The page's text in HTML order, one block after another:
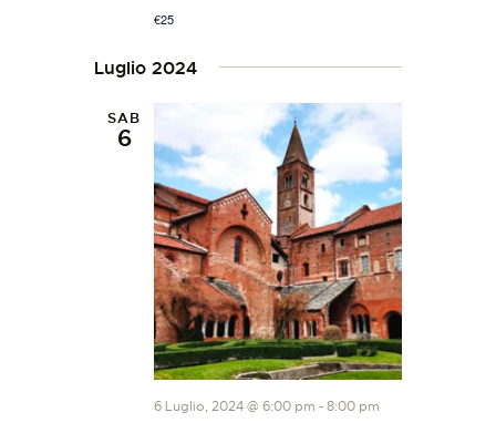
€25
Luglio 2024
SAB
6
6 Luglio, 2024 @ 6:00 pm -8:00 pm